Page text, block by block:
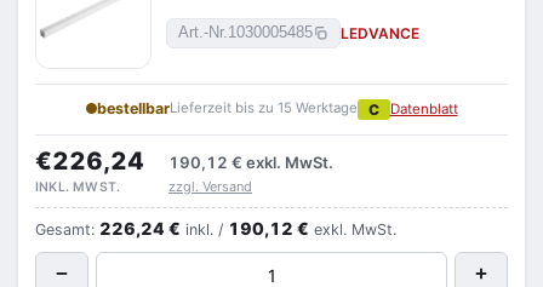
Art.-Nr.1030005485 LEDVANCE
bestellbarLieferzeit bis zu 15 Werktage C Datenblatt
€226,24 190,12 € exkl. MwSt.
INKL. MWST. zzgl. Versand
Gesamt: 226,24 € inkl. / 190,12 € exkl. MwSt.
− +